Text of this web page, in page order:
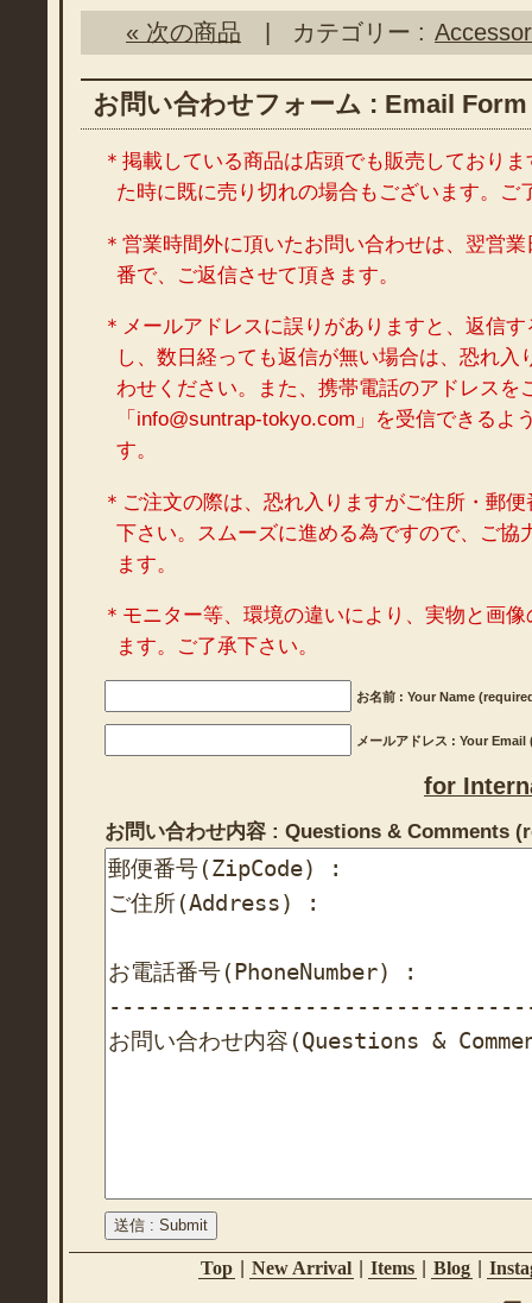
« 次の商品
| カテゴリー :
お問い合わせフォーム : Email Form
＊掲載している商品は店頭でも販売しており
た時に既に売り切れの場合もございます。ご
＊営業時間外に頂いたお問い合わせは、翌営
番で、ご返信させて頂きます。
＊メールアドレスに誤りがありますと、返信
し、数日経っても返信が無い場合は、恐れ入
わせください。また、携帯電話のアドレスを
「info@suntrap-tokyo.com」を受信できるよ
す。
＊ご注文の際は、恐れ入りますがご住所・郵
下さい。スムーズに進める為ですので、ご協
ます。
＊モニター等、環境の違いにより、実物と画
ます。ご了承下さい。
お名前 : Your Name
メールアドレス : Your
for
お問い合わせ内容 : Questions & Comments
Top New Arrival Items Blog